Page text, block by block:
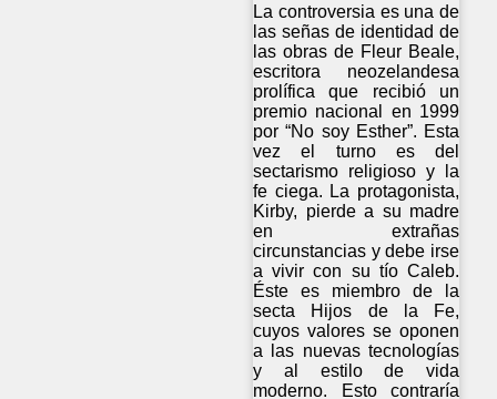
La controversia es una de
las señas de identidad de
las obras de Fleur Beale,
escritora neozelandesa
prolífica que recibió un
premio nacional en 1999
por “No soy Esther”. Esta
vez el turno es del
sectarismo religioso y la
fe ciega. La protagonista,
Kirby, pierde a su madre
en extrañas
circunstancias y debe irse
a vivir con su tío Caleb.
Éste es miembro de la
secta Hijos de la Fe,
cuyos valores se oponen
a las nuevas tecnologías
y al estilo de vida
moderno. Esto contraría